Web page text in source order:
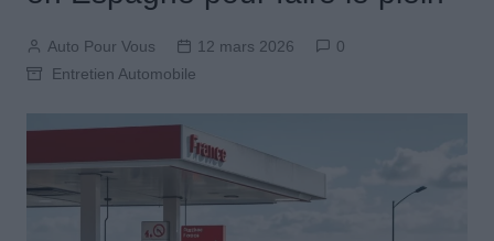
Auto Pour Vous 12 mars 2026
0
Entretien Automobile